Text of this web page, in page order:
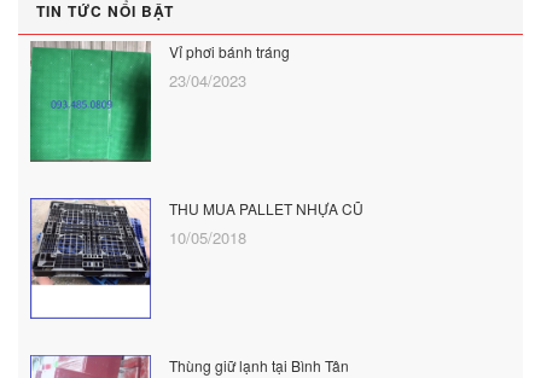
TIN TỨC NỔI BẬT
Vỉ phơi bánh tráng
23/04/2023
THU MUA PALLET NHỰA CŨ
10/05/2018
Thùng giữ lạnh tại Bình Tân